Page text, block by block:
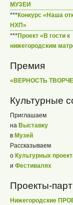
МУЗЕИ
***Конкурс «Наша
НХП»
***Проект «В гости к
нижегородским
Премия
«ВЕРНОСТЬ
Культурные
Приглашаем
на Выставку
в Музей
Рассказываем
о Культурных
и Фестивалях
Проекты-
Нижегородские